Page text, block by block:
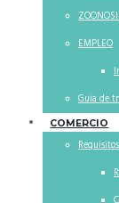
EMPLEO
Guia de
COMERCIO